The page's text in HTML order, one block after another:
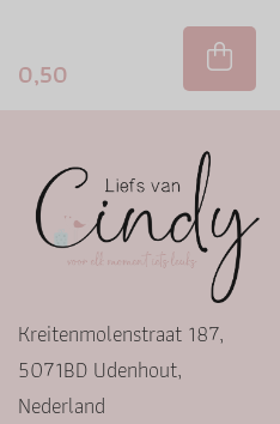
0,50
Kreitenmolenstraat 187,
5071BD Udenhout,
Nederland